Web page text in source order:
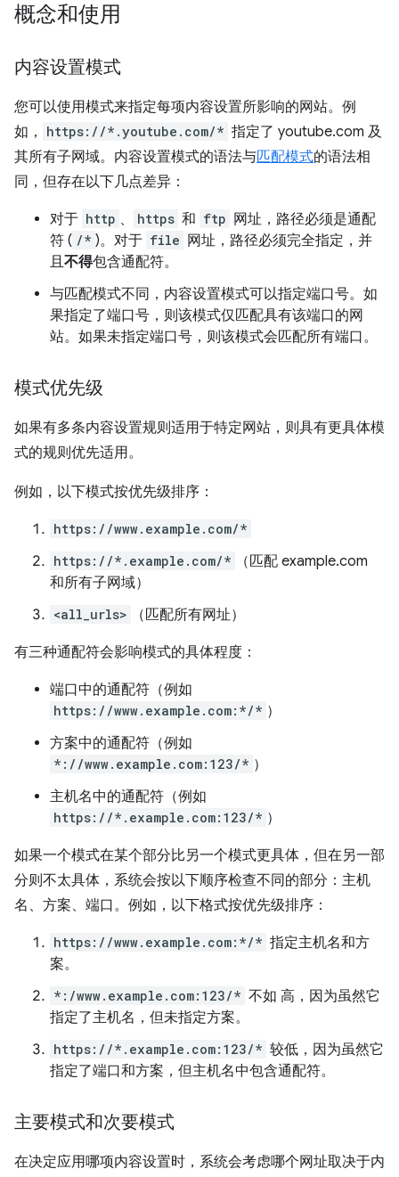
概念和使用
内容设置模式
您可以使用模式来指定每项内容设置所影响的网站。例
如，
https://*.youtube.com/* 指定了 youtube.com 及
其所有子网域。内容设置模式的语法与匹配模式的语法相
同，但存在以下几点差异：
对于 http 、 https 和 ftp 网址，路径必须是通配
符 ( /* )。对于 file 网址，路径必须完全指定，并
且不得包含通配符。
与匹配模式不同，内容设置模式可以指定端口号。如
果指定了端口号，则该模式仅匹配具有该端口的网
站。如果未指定端口号，则该模式会匹配所有端口。
模式优先级
如果有多条内容设置规则适用于特定网站，则具有更具体模
式的规则优先适用。
例如，以下模式按优先级排序：
https://www.example.com/*
https://*.example.com/*
（匹配 example.com
和所有子网域）
<all_urls> （匹配所有网址）
有三种通配符会影响模式的具体程度：
端口中的通配符（例如
https://www.example.com:*/* ）
方案中的通配符（例如
*://www.example.com:123/* ）
主机名中的通配符（例如
https://*.example.com:123/* ）
如果一个模式在某个部分比另一个模式更具体，但在另一部
分则不太具体，系统会按以下顺序检查不同的部分：主机
名、方案、端口。例如，以下格式按优先级排序：
https://www.example.com:*/* 指定主机名和方
案。
*:/www.example.com:123/* 不如 高，因为虽然它
指定了主机名，但未指定方案。
https://*.example.com:123/* 较低，因为虽然它
指定了端口和方案，但主机名中包含通配符。
主要模式和次要模式
在决定应用哪项内容设置时，系统会考虑哪个网址取决于内